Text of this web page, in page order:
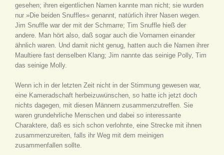
gesehen; ihren eigentlichen Namen kannte man nicht; sie wurden
nur »Die beiden Snuffles« genannt, natürlich ihrer Nasen wegen.
Jim Snuffle war der mit der Schmarre; Tim Snuffle hieß der
andere. Man hört also, daß sogar auch die Vornamen einander
ähnlich waren. Und damit nicht genug, hatten auch die Namen ihrer
Maultiere fast denselben Klang; Jim nannte das seinige Polly, Tim
das seinige Molly.
Wenn ich in der letzten Zeit nicht in der Stimmung gewesen war,
eine Kameradschaft herbeizuwünschen, so hatte ich jetzt doch
nichts dagegen, mit diesen Männern zusammenzutreffen. Sie
waren grundehrliche Menschen und dabei so interessante
Charaktere, daß es sich schon verlohnte, eine Strecke mit ihnen
zusammenzureiten, falls ihr Weg mit dem meinigen
zusammenfallen sollte.